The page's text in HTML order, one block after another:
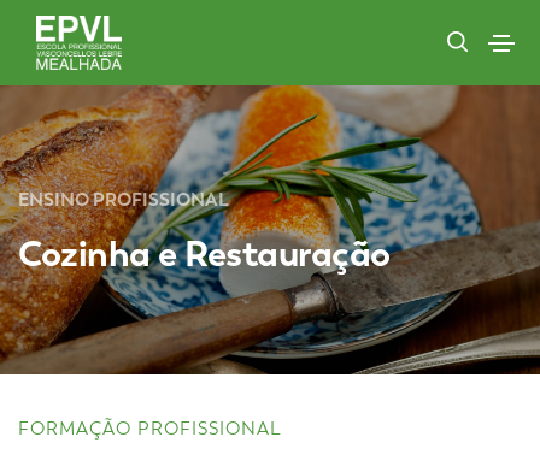
ENSINO PROFISSIONAL
Cozinha e Restauração
FORMAÇÃO PROFISSIONAL